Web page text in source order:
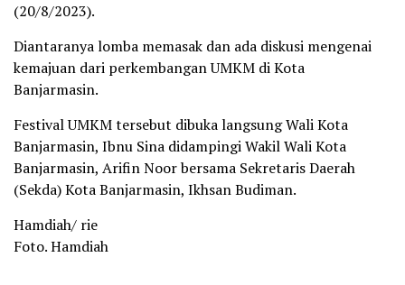
(20/8/2023).
Diantaranya lomba memasak dan ada diskusi mengenai
kemajuan dari perkembangan UMKM di Kota
Banjarmasin.
Festival UMKM tersebut dibuka langsung Wali Kota
Banjarmasin, Ibnu Sina didampingi Wakil Wali Kota
Banjarmasin, Arifin Noor bersama Sekretaris Daerah
(Sekda) Kota Banjarmasin, Ikhsan Budiman.
Hamdiah/ rie
Foto. Hamdiah